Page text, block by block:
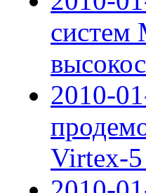
систем
2010-
Virtex-5